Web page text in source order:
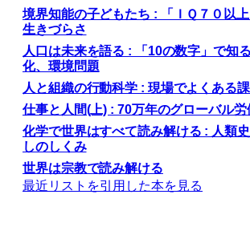
境界知能の子どもたち : 「ＩＱ７０以
生きづらさ
人口は未来を語る : 「10の数字」で知
化、環境問題
人と組織の行動科学 : 現場でよくある
仕事と人間(上) : 70万年のグローバル労
化学で世界はすべて読み解ける : 人類
しのしくみ
世界は宗教で読み解ける
最近リストを引用した本を見る